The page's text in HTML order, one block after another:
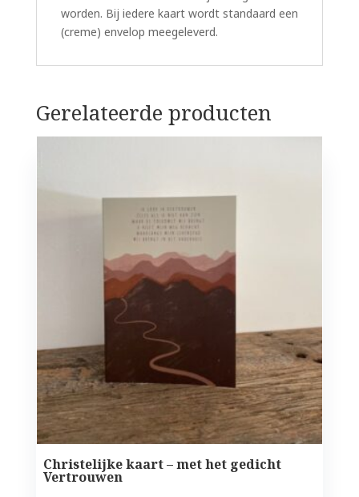
worden. Bij iedere kaart wordt standaard een
(creme) envelop meegeleverd.
Gerelateerde producten
Christelijke kaart – met het gedicht
Vertrouwen